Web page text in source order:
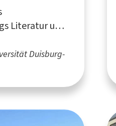
Literatur und
EssenDuisburg-